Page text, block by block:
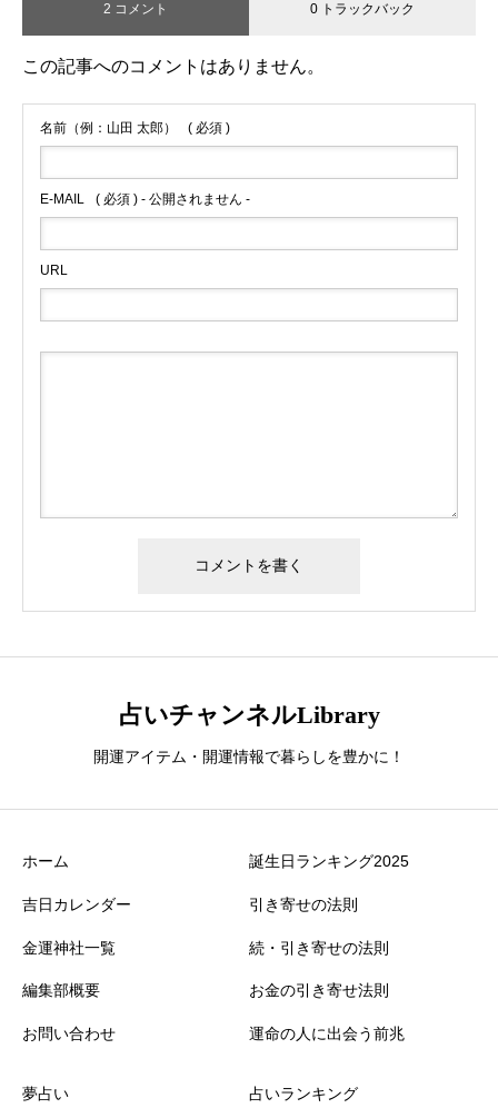
2 コメント 0 トラックバック
この記事へのコメントはありません。
名前（例：山田 太郎） ( 必須 )
E-MAIL ( 必須 ) - 公開されません -
URL
占いチャンネルLibrary
開運アイテム・開運情報で暮らしを豊かに！
ホーム
吉日カレンダー
金運神社一覧
編集部概要
お問い合わせ
誕生日ランキング2025
引き寄せの法則
続・引き寄せの法則
お金の引き寄せ法則
運命の人に出会う前兆
夢占い 占いランキング